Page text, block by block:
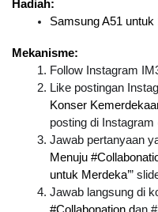
Hadiah:
Samsung A51
Mekanisme:
Follow Instagram
Like postingan
Konser
posting di Instagram
Jawab pertanyaan
Menuju
untuk Merdeka’”
Jawab langsung di